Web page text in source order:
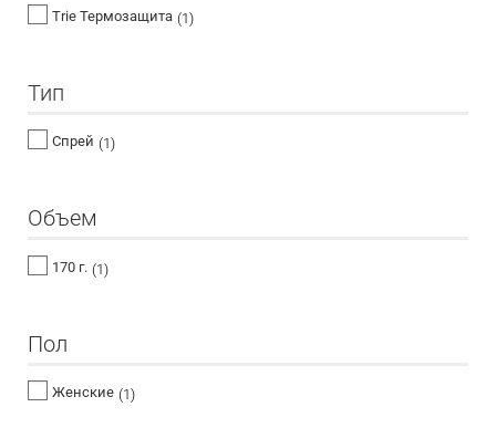
Trie Термозащита (1)
Тип
Спрей (1)
Объем
170 г. (1)
Пол
Женские (1)